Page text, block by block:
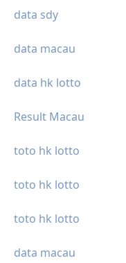
data sdy
data macau
data hk lotto
Result Macau
toto hk lotto
toto hk lotto
toto hk lotto
data macau